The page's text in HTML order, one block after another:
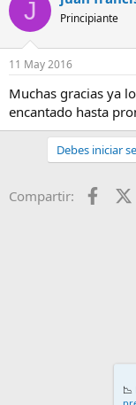
J Principiante
11 May 2016
Muchas gracias ya
encantado hasta
Debes iniciar
Compartir:
📉